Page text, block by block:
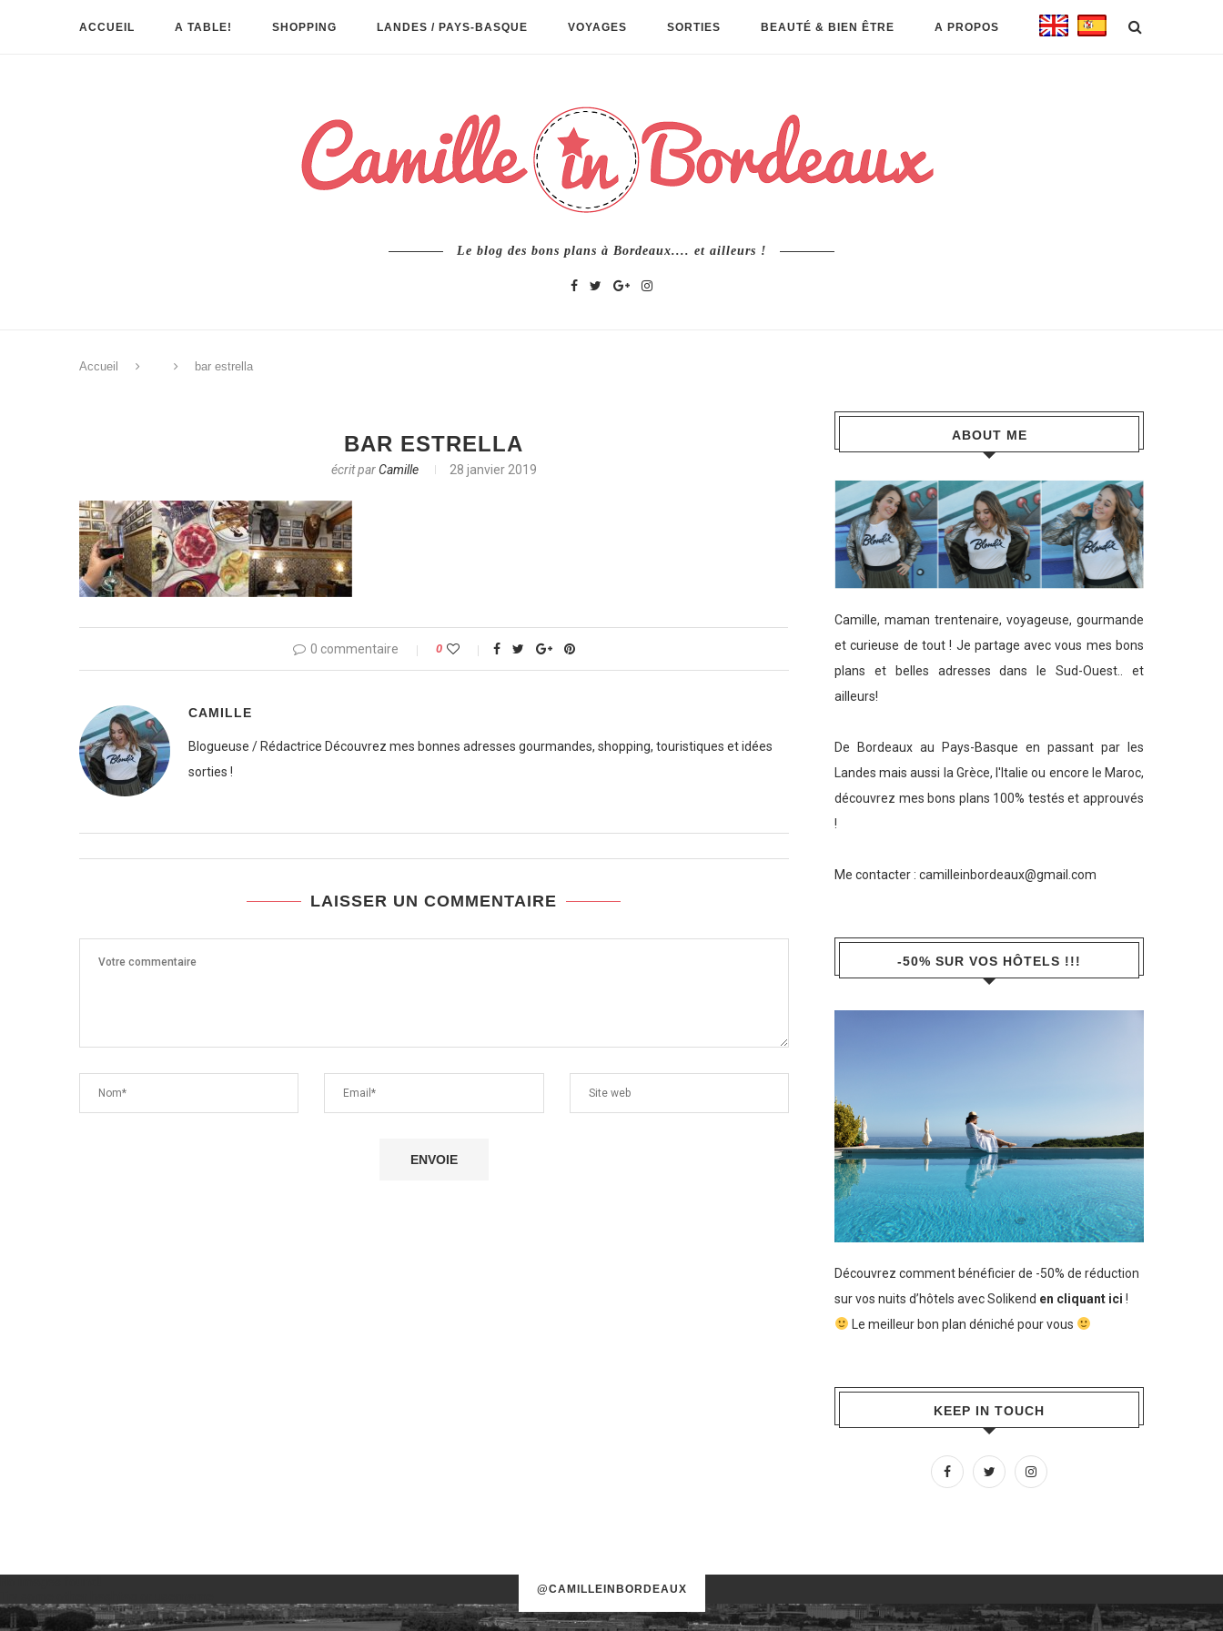
ACCUEIL A TABLE! SHOPPING LANDES / PAYS-BASQUE VOYAGES SORTIES BEAUTÉ & BIEN ÊTRE A PROPOS
Le blog des bons plans à Bordeaux.... et ailleurs !
Accueil bar estrella
BAR ESTRELLA
écrit parCamille 28 janvier 2019
0 commentaire 0
CAMILLE
Blogueuse / Rédactrice Découvrez mes bonnes adresses gourmandes, shopping, touristiques et idées
sorties !
LAISSER UN COMMENTAIRE
ABOUT ME
Camille, maman trentenaire, voyageuse, gourmande
et curieuse de tout ! Je partage avec vous mes bons
plans et belles adresses dans le Sud-Ouest.. et
ailleurs!
De Bordeaux au Pays-Basque en passant par les
Landes mais aussi la Grèce, l'Italie ou encore le Maroc,
découvrez mes bons plans 100% testés et approuvés
!
Me contacter : camilleinbordeaux@gmail.com
-50% SUR VOS HÔTELS !!!
Découvrez comment bénéficier de -50% de réduction
sur vos nuits d’hôtels avec Solikend en cliquant ici !
Le meilleur bon plan déniché pour vous
KEEP IN TOUCH
@CAMILLEINBORDEAUX